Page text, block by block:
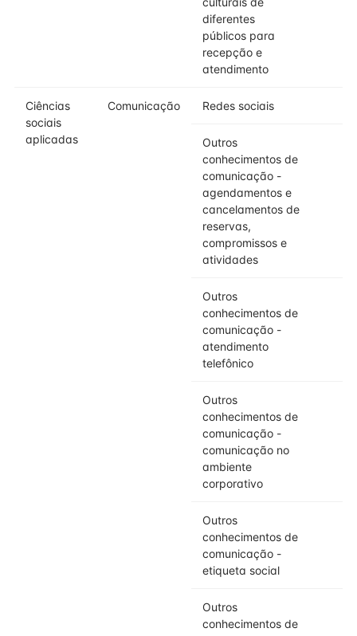
diferentes
públicos para
recepção e
atendimento
Ciências
sociais
aplicadas
Comunicação Redes sociais
Outros
conhecimentos de
comunicação -
agendamentos e
cancelamentos de
reservas,
compromissos e
atividades
Outros
conhecimentos de
comunicação -
atendimento
telefônico
Outros
conhecimentos de
comunicação -
comunicação no
ambiente
corporativo
Outros
conhecimentos de
comunicação -
etiqueta social
Outros
conhecimentos de